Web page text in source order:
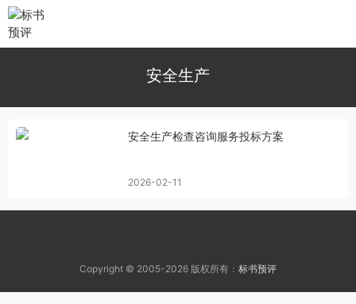
安全生产
安全生产检查咨询服务投标方案
2026-02-11
Copyright © 2005-2026 版权所有： 标书预评